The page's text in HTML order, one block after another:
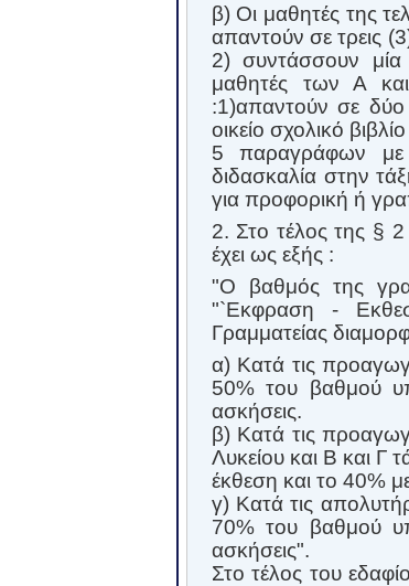
β) Οι μαθητές της
απαντούν σε τρεις
2) συντάσσουν
μαθητές των Α
:1)απαντούν σε δύο
οικείο σχολικό
5 παραγράφων με
διδασκαλία στην
για προφορική ή
2. Στο τέλος της §
έχει ως εξής :
"Ο βαθμός της
"`Εκφραση -
Γραμματείας
α) Κατά τις
50% του βαθμού
ασκήσεις.
β) Κατά τις
Λυκείου και Β και Γ
έκθεση και το 40%
γ) Κατά τις
70% του βαθμού
ασκήσεις".
Στο τέλος του